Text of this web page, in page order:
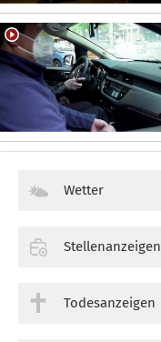
Wetter
Stellenanzeigen
Todesanzeigen